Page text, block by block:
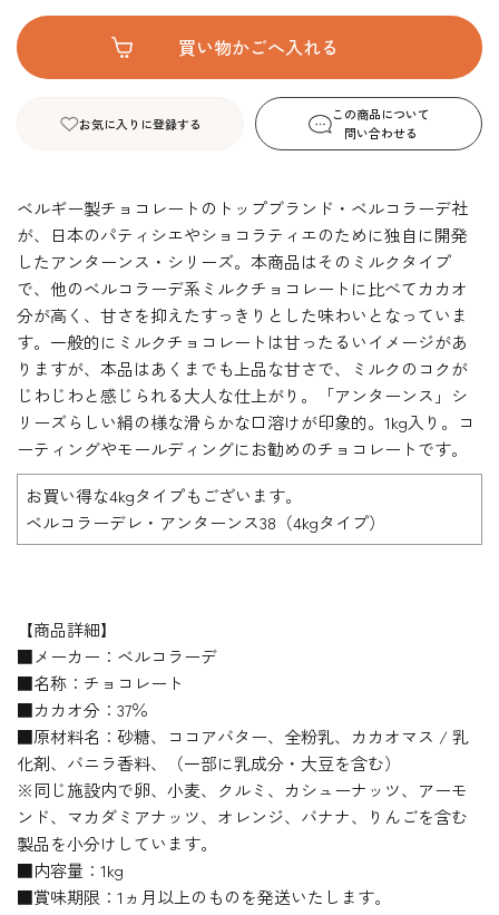
お気に入りに登録する
この商品について
問い合わせる
ベルギー製チョコレートのトップブランド・ベルコラーデ社
が、日本のパティシエやショコラティエのために独自に開発
したアンターンス・シリーズ。本商品はそのミルクタイプ
で、他のベルコラーデ系ミルクチョコレートに比べてカカオ
分が高く、甘さを抑えたすっきりとした味わいとなっていま
す。一般的にミルクチョコレートは甘ったるいイメージがあ
りますが、本品はあくまでも上品な甘さで、ミルクのコクが
じわじわと感じられる大人な仕上がり。「アンターンス」シ
リーズらしい絹の様な滑らかな口溶けが印象的。1kg入り。コ
ーティングやモールディングにお勧めのチョコレートです。
お買い得な4kgタイプもございます。
ベルコラーデレ・アンターンス38（4kgタイプ）
【商品詳細】
■メーカー：ベルコラーデ
■名称：チョコレート
■カカオ分：37％
■原材料名：砂糖、ココアバター、全粉乳、カカオマス / 乳
化剤、バニラ香料、（一部に乳成分・大豆を含む）
※同じ施設内で卵、小麦、クルミ、カシューナッツ、アーモ
ンド、マカダミアナッツ、オレンジ、バナナ、りんごを含む
製品を小分けしています。
■内容量：1kg
■賞味期限：1ヵ月以上のものを発送いたします。